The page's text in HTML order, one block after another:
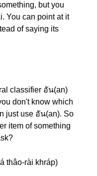
but you
You can point at it
of saying its
classifier อัน(an)
don't know which
just use อัน(an). So
item of something
thâo-rài khráp)